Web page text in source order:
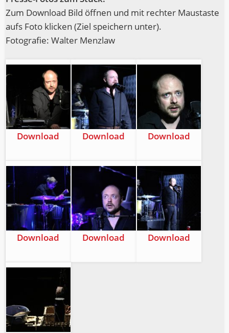
Zum Down­load Bild öff­nen und mit rech­ter Maus­tas­te
aufs Foto kli­cken (Ziel spei­chern unter).
Foto­gra­fie: Wal­ter Menzlaw
Down­load Down­load Down­load
Down­load Down­load Down­load